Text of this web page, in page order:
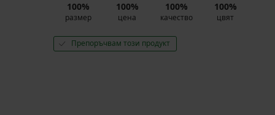
100%
размер
100%
цена
100%
качество
100%
цвят
Препоръчвам този продукт